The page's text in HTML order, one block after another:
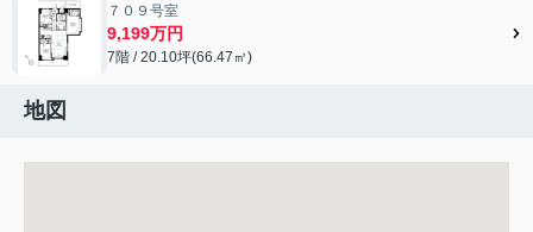
７０９号室
9,199万円
7階 / 20.10坪(66.47㎡)
地図